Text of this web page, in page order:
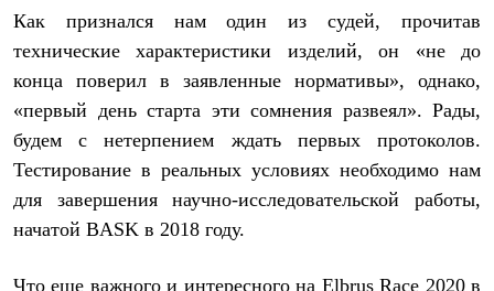
Термобелье
Комплект термобелья
Снаряжение
Палатки
Тенты
Аксессуары для палаток
Рюкзаки
Экспедиционные
Легкоходные
Альпинистские
Городские
Спальные мешки
Как признался нам один из судей, прочитав
технические характеристики изделий, он «не до
конца поверил в заявленные нормативы», однако,
«первый день старта эти сомнения развеял». Рады,
будем с нетерпением ждать первых протоколов.
Тестирование в реальных условиях необходимо нам
для завершения научно-исследовательской работы,
начатой BASK в 2018 году.
Что еще важного и интересного на Elbrus Race 2020 в